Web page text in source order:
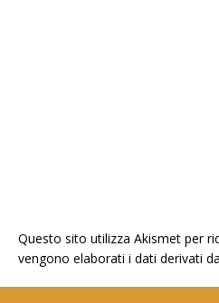
Questo sito utilizza Akismet per
vengono elaborati i dati derivati